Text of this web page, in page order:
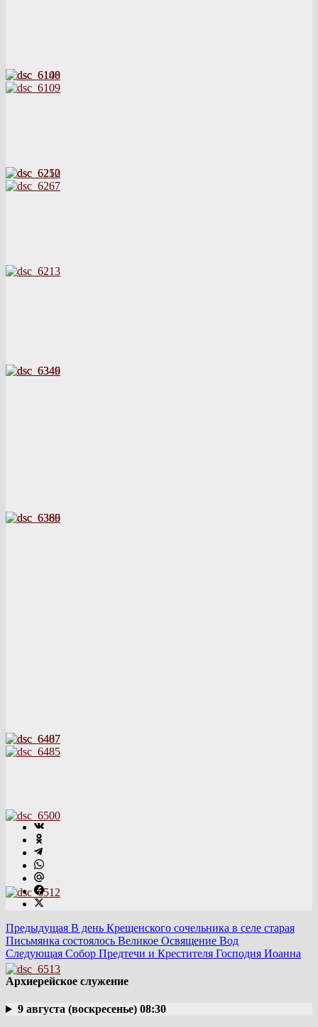
Предыдущая В день Крещенского сочельника в селе старая
Письмянка состоялось Великое Освящение Вод
Следующая Собор Предтечи и Крестителя Господня Иоанна
Архиерейское служение
9 августа (воскресенье) 08:30